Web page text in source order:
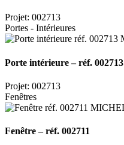
Projet: 002713
Portes - Intérieures
Porte intérieure – réf. 002713
Projet: 002713
Fenêtres
Fenêtre – réf. 002711